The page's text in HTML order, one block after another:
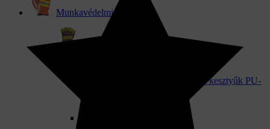
Munkavédelmi kesztyű
Téli mártott munkavédelmi kesztyűk PU-